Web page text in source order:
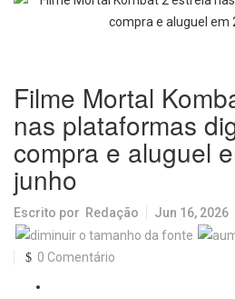
Filme Mortal
nas plataformas
compra e aluguel
junho
Escrito por Redação Jun 16, 2026
0 Comentário